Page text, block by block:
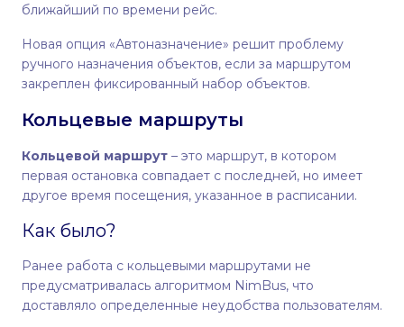
ближайший по времени рейс.
Новая опция «Автоназначение» решит проблему
ручного назначения объектов, если за маршрутом
закреплен фиксированный набор объектов.
Кольцевые маршруты
Кольцевой маршрут – это маршрут, в котором
первая остановка совпадает с последней, но имеет
другое время посещения, указанное в расписании.
Как было?
Ранее работа с кольцевыми маршрутами не
предусматривалась алгоритмом NimBus, что
доставляло определенные неудобства пользователям.